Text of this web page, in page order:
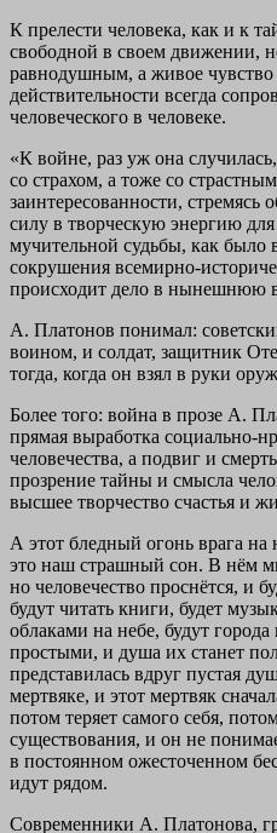
К прелести человека, как и к
свободной в своем движении,
равнодушным, а живое чувство
действительности всегда
человеческого в человеке.
«К войне, раз уж она
со страхом, а тоже со
заинтересованности, стремясь
силу в творческую энергию
мучительной судьбы, как
сокрушения всемирно-
происходит дело в нынешнюю
А. Платонов понимал:
воином, и солдат, защитник
тогда, когда он взял в руки
Более того: война в прозе А.
прямая выработка социально-
человечества, а подвиг и
прозрение тайны и смысла
высшее творчество счастья и
А этот бледный огонь врага на
это наш страшный сон. В нём
но человечество проснётся, и
будут читать книги, будет
облаками на небе, будут
простыми, и душа их станет
представилась вдруг пустая
мертвяке, и этот мертвяк
потом теряет самого себя,
существования, и он не
в постоянном ожесточенном
идут рядом.
Современники А. Платонова,